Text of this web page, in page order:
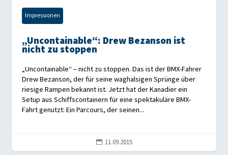
Impressionen
„Uncontainable“: Drew Bezanson ist
nicht zu stoppen
„Uncontainable“ – nicht zu stoppen. Das ist der BMX-Fahrer
Drew Bezanson, der für seine waghalsigen Sprünge über
riesige Rampen bekannt ist. Jetzt hat der Kanadier ein
Setup aus Schiffscontainern für eine spektakuläre BMX-
Fahrt genutzt: Ein Parcours, der seinen...
 11.09.2015